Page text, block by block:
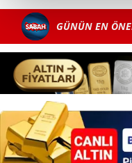
Her halükârda,
takdirde, kullanıcılara
gösterilmeyecektir."
Sizlere daha iyi bir
Sitemizde kendimize ve
kullanılmaktadır. Bu
verileriniz işlenmekte
GÜNÜN EN